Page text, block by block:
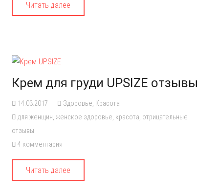
Читать далее
Крем для груди UPSIZE отзывы
14.03.2017 Здоровье, Красота
для женщин, женское здоровье, красота, отрицательные
отзывы
4 комментария
Читать далее